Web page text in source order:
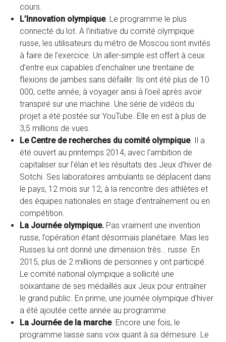
cours.
L’Innovation olympique. Le programme le plus
connecté du lot. A l’initiative du comité olympique
russe, les utilisateurs du métro de Moscou sont invités
à faire de l’exercice. Un aller-simple est offert à ceux
d’entre eux capables d’enchaîner une trentaine de
flexions de jambes sans défaillir. Ils ont été plus de 10
000, cette année, à voyager ainsi à l’oeil après avoir
transpiré sur une machine. Une série de vidéos du
projet a été postée sur YouTube. Elle en est à plus de
3,5 millions de vues.
Le Centre de recherches du comité olympique. Il a
été ouvert au printemps 2014, avec l’ambition de
capitaliser sur l’élan et les résultats des Jeux d’hiver de
Sotchi. Ses laboratoires ambulants se déplacent dans
le pays, 12 mois sur 12, à la rencontre des athlètes et
des équipes nationales en stage d’entraînement ou en
compétition.
La Journée olympique. Pas vraiment une invention
russe, l’opération étant désormais planétaire. Mais les
Russes lui ont donné une dimension très… russe. En
2015, plus de 2 millions de personnes y ont participé.
Le comité national olympique a sollicité une
soixantaine de ses médaillés aux Jeux pour entraîner
le grand public. En prime, une journée olympique d’hiver
a été ajoutée cette année au programme.
La Journée de la marche. Encore une fois, le
programme laisse sans voix quant à sa démesure. Le